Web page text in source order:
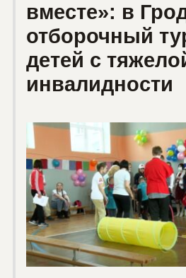
вместе»: в
отборочный
детей с
инвалидности